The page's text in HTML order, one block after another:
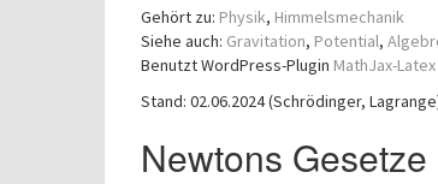
Gehört zu: Physik, Himmelsmechanik
Siehe auch: Gravitation, Potential,
Benutzt WordPress-Plugin MathJax-Latex
Stand: 02.06.2024 (Schrödinger,
Newtons Gesetze